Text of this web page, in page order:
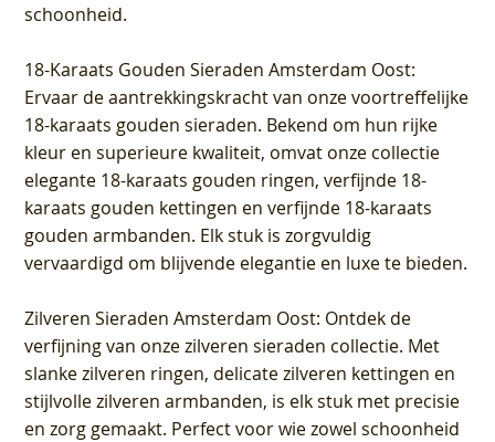
schoonheid.
18-Karaats Gouden Sieraden Amsterdam Oost:
Ervaar de aantrekkingskracht van onze voortreffelijke
18-karaats gouden sieraden. Bekend om hun rijke
kleur en superieure kwaliteit, omvat onze collectie
elegante 18-karaats gouden ringen, verfijnde 18-
karaats gouden kettingen en verfijnde 18-karaats
gouden armbanden. Elk stuk is zorgvuldig
vervaardigd om blijvende elegantie en luxe te bieden.
Zilveren Sieraden Amsterdam Oost: Ontdek de
verfijning van onze zilveren sieraden collectie. Met
slanke zilveren ringen, delicate zilveren kettingen en
stijlvolle zilveren armbanden, is elk stuk met precisie
en zorg gemaakt. Perfect voor wie zowel schoonheid